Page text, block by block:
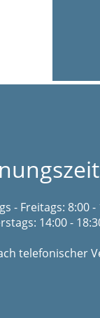
- Freitags: 8:00
14:00 -
telefonischer